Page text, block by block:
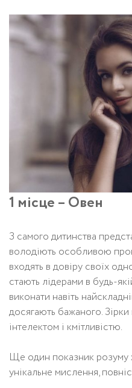
1 місце – Овен
З самого дитинства
володіють особливою
входять в довіру своїх
стають лідерами в будь-
виконати навіть
досягають бажаного.
інтелектом і кмітливістю.
Ще один показник розуму
унікальне мислення,